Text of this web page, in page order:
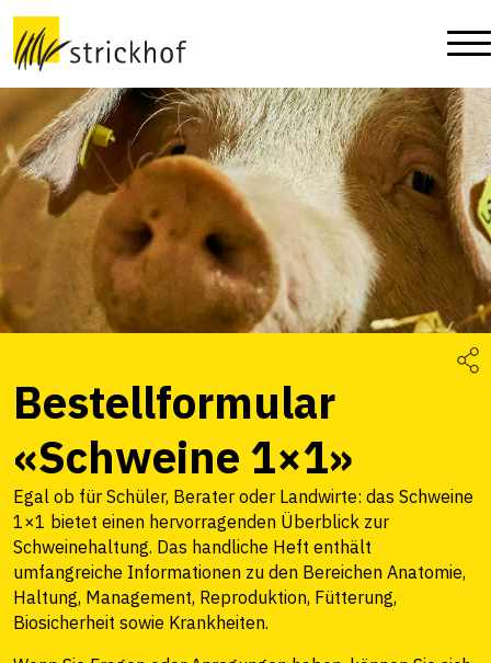
Bestellformular
«Schweine 1×1»
Egal ob für Schüler, Berater oder Landwirte: das Schweine
1×1 bietet einen hervorragenden Überblick zur
Schweinehaltung. Das handliche Heft enthält
umfangreiche Informationen zu den Bereichen Anatomie,
Haltung, Management, Reproduktion, Fütterung,
Biosicherheit sowie Krankheiten.